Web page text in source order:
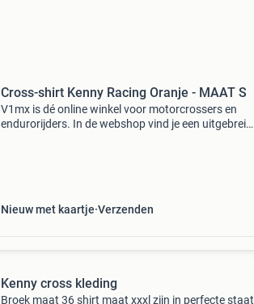
Cross-shirt Kenny Racing Oranje - MAAT S
V1mx is dé online winkel voor motorcrossers en
endurorijders. In de webshop vind je een uitgebreid
Nieuw met kaartje Verzenden
Kenny cross kleding
Broek maat 36 shirt maat xxxl zijn in perfecte staat